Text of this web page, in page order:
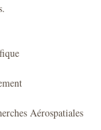
Aérospatiales